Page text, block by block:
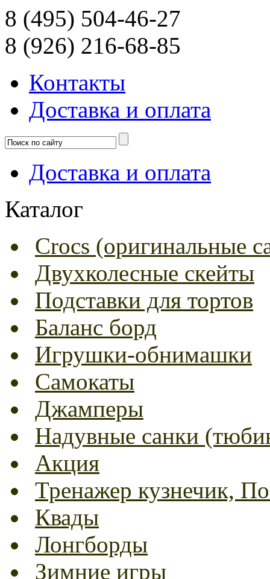
8 (495) 504-46-27
8 (926) 216-68-85
Контакты
Доcтавка и оплата
Доcтавка и оплата
Каталог
Crocs (оригинальные
Двухколесные скейты
Подставки для тортов
Баланс борд
Игрушки-обнимашки
Самокаты
Джамперы
Надувные санки
Акция
Тренажер кузнечик,
Квады
Лонгборды
Зимние игры